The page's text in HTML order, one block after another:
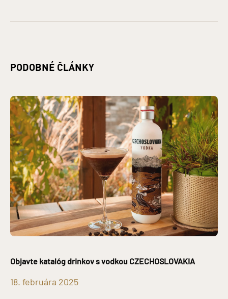
PODOBNÉ ČLÁNKY
Objavte katalóg drinkov s vodkou CZECHOSLOVAKIA
18. februára 2025